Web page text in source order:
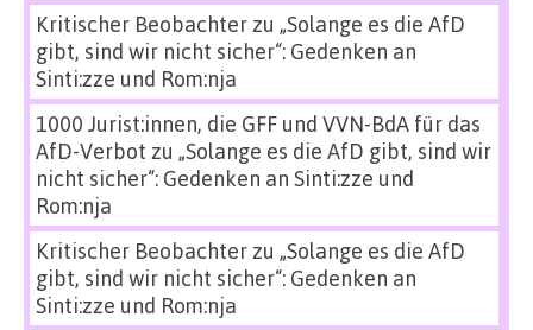
Kritischer Beobachterzu „Solange es die AfD
gibt, sind wir nicht sicher“: Gedenken an
Sinti:zze und Rom:nja
1000 Jurist:innen, die GFF und VVN-BdA für das
AfD-Verbot zu „Solange es die AfD gibt, sind wir
nicht sicher“: Gedenken an Sinti:zze und
Rom:nja
Kritischer Beobachterzu „Solange es die AfD
gibt, sind wir nicht sicher“: Gedenken an
Sinti:zze und Rom:nja